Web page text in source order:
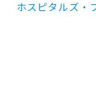
ホスピタルズ・